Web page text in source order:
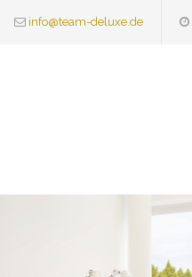
info@team-deluxe.de